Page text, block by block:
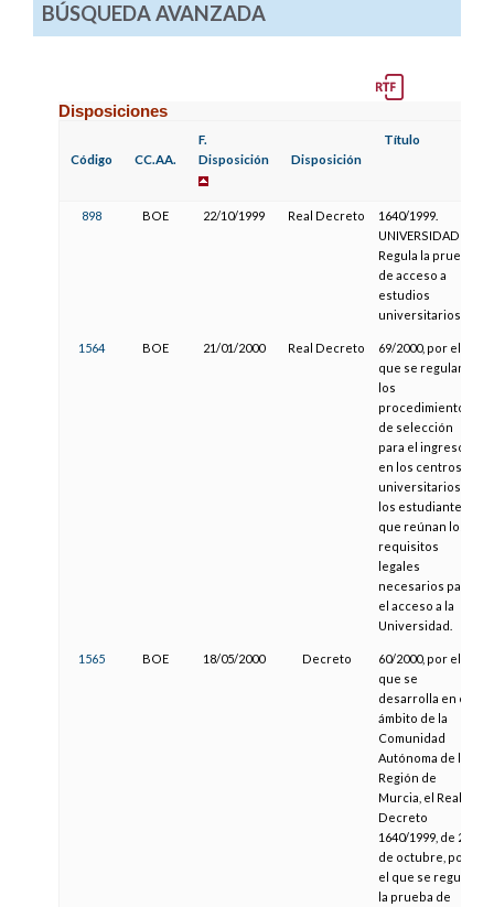
BÚSQUEDA AVANZADA
Disposiciones
Código CC.AA.
F.
Disposición
Disposición
Título
898 BOE 22/10/1999 Real Decreto
1640/1999.
UNIVERSIDADES.
Regula la prueba
de acceso a
estudios
universitarios.
1564 BOE 21/01/2000 Real Decreto
69/2000, por el
que se regulan
los
procedimientos
de selección
para el ingreso
en los centros
universitarios de
los estudiantes
que reúnan los
requisitos
legales
necesarios para
el acceso a la
Universidad.
1565 BOE 18/05/2000 Decreto
60/2000, por el
que se
desarrolla en el
ámbito de la
Comunidad
Autónoma de la
Región de
Murcia, el Real
Decreto
1640/1999, de 22
de octubre, por
el que se regula
la prueba de